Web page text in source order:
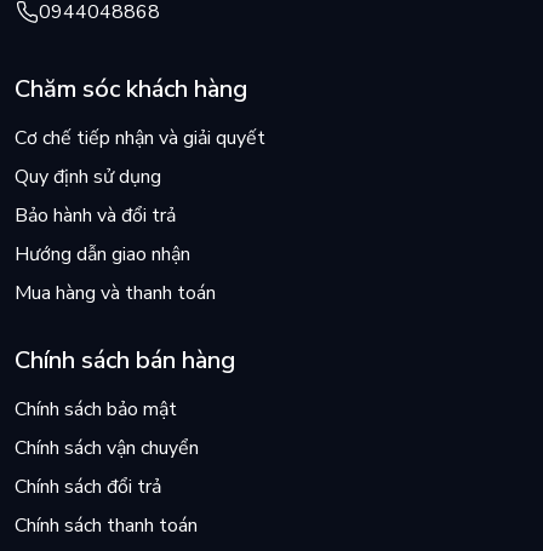
0944048868
Chăm sóc khách hàng
Cơ chế tiếp nhận và giải quyết
Quy định sử dụng
Bảo hành và đổi trả
Hướng dẫn giao nhận
Mua hàng và thanh toán
Chính sách bán hàng
Chính sách bảo mật
Chính sách vận chuyển
Chính sách đổi trả
Chính sách thanh toán